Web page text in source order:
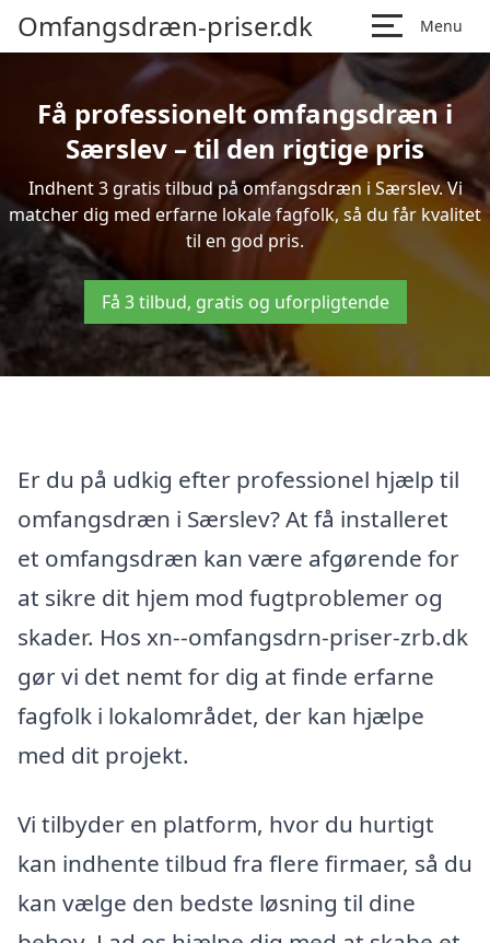
Omfangsdræn-priser.dk Menu
Få professionelt omfangsdræn i
Særslev – til den rigtige pris
Indhent 3 gratis tilbud på omfangsdræn i Særslev. Vi
matcher dig med erfarne lokale fagfolk, så du får kvalitet
til en god pris.
Få 3 tilbud, gratis og uforpligtende
Er du på udkig efter professionel hjælp til
omfangsdræn i Særslev? At få installeret
et omfangsdræn kan være afgørende for
at sikre dit hjem mod fugtproblemer og
skader. Hos xn--omfangsdrn-priser-zrb.dk
gør vi det nemt for dig at finde erfarne
fagfolk i lokalområdet, der kan hjælpe
med dit projekt.
Vi tilbyder en platform, hvor du hurtigt
kan indhente tilbud fra flere firmaer, så du
kan vælge den bedste løsning til dine